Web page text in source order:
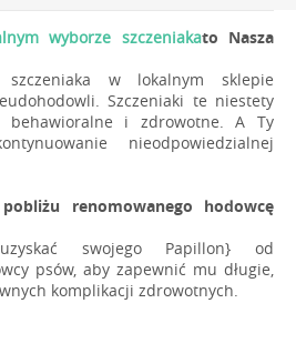
wyborze szczeniakato Nasza
w lokalnym sklepie
Szczeniaki te niestety
behawioralne i zdrowotne. A Ty
nieodpowiedzialnej
renomowanego hodowcę
swojego Papillon} od
psów, aby zapewnić mu długie,
komplikacji zdrowotnych.